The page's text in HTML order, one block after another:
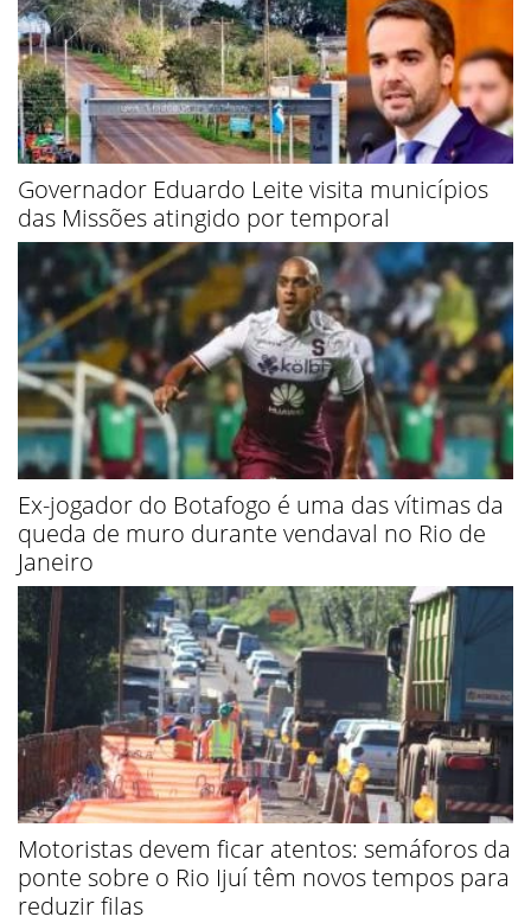
Governador Eduardo Leite visita municípios
das Missões atingido por temporal
Ex-jogador do Botafogo é uma das vítimas da
queda de muro durante vendaval no Rio de
Janeiro
Motoristas devem ficar atentos: semáforos da
ponte sobre o Rio Ijuí têm novos tempos para
reduzir filas